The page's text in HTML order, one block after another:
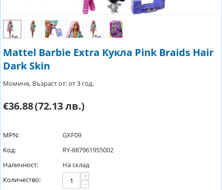
Mattel Barbie Extra Кукла Pink Braids Hair
Dark Skin
Момиче, Възраст от: от 3 год.
€36.88(72.13 лв.)
MPN:
GXF09
Код:
RY-887961955002
Наличност:
На склад
Количество:
+
−